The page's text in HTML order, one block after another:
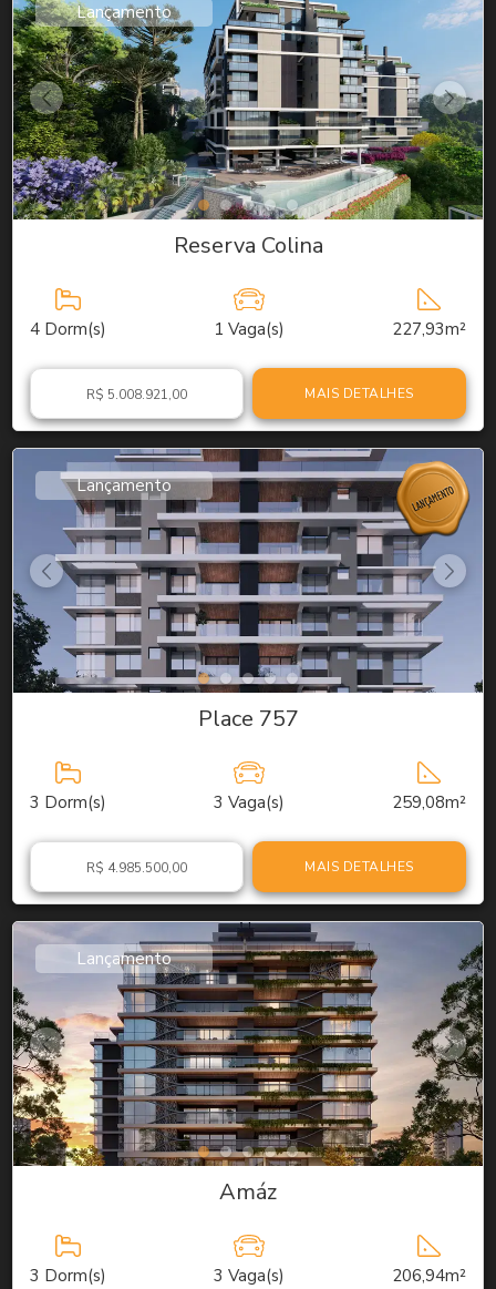
Lançamento
Reserva Colina
4 Dorm(s) 1 Vaga(s) 227,93m²
R$ 5.008.921,00 MAIS DETALHES
Lançamento
Place 757
3 Dorm(s) 3 Vaga(s) 259,08m²
R$ 4.985.500,00 MAIS DETALHES
Lançamento
Amáz
3 Dorm(s) 3 Vaga(s) 206,94m²